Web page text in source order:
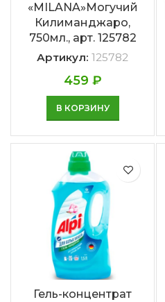
«MILANA»Могучий
Килиманджаро,
750мл., арт. 125782
Артикул: 125782
459 ₽
В КОРЗИНУ
Гель-концентрат